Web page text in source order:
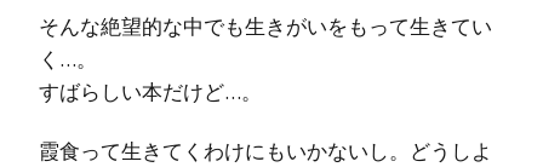
そんな絶望的な中でも生きがいをもって生きてい
く…。
すばらしい本だけど…。
霞食って生きてくわけにもいかないし。どうしよ